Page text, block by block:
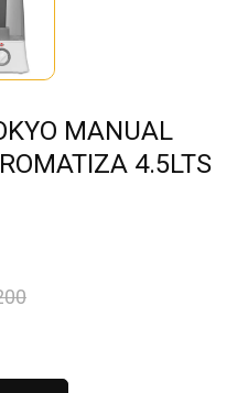
MANUAL
4.5LTS